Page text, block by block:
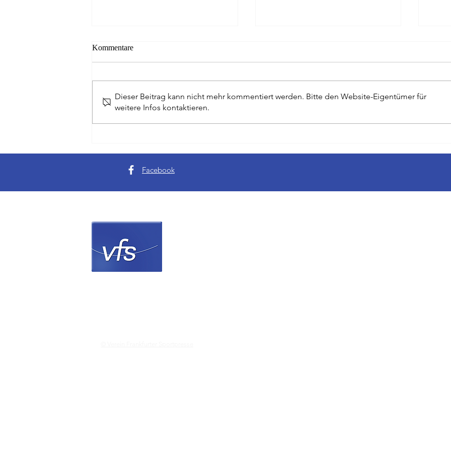
Da ist das Ding - Golfer aus
Scharfer Blick für die
Der
Kommentare
Dieser Beitrag kann nicht mehr kommentiert werden. Bitte den Website-Eigentümer für
weitere Infos kontaktieren.
Facebook